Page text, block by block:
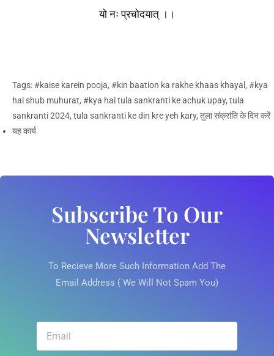
यो नः प्रचोदयात् ।।
Tags:#kaise karein pooja, #kin baation ka rakhe khaas khayal , #kya
hai shub muhurat, #kya hai tula sankranti ke achuk upay, tula
sankranti 2024, tula sankranti ke din kre yeh kary, तुला संक्रांति के दिन करें
यह कार्य
Subscribe To Our
Newsletter
To Recieve More Such Information Add The
Email Address ( We Will Not Spam You)